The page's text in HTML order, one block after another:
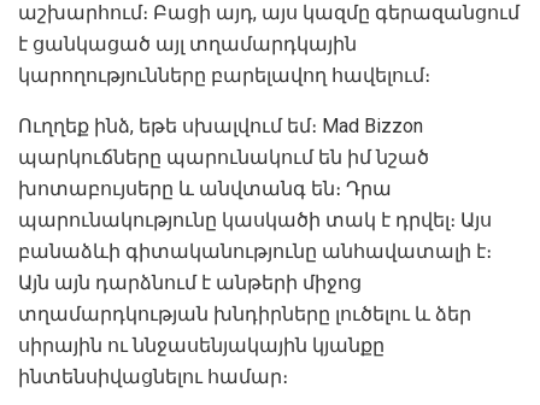
աշխարհում։ Բացի այդ, այս կազմը գերազանցում
է ցանկացած այլ տղամարդկային
կարողությունները բարելավող հավելում։
Ուղղեք ինձ, եթե սխալվում եմ։ Mad Bizzon
պարկուճները պարունակում են իմ նշած
խոտաբույսերը և անվտանգ են։ Դրա
պարունակությունը կասկածի տակ է դրվել։ Այս
բանաձևի գիտականությունը անհավատալի է։
Այն այն դարձնում է անթերի միջոց
տղամարդկության խնդիրները լուծելու և ձեր
սիրային ու ննջասենյակային կյանքը
ինտենսիվացնելու համար։